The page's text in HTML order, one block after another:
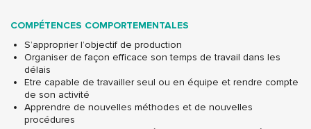
COMPÉTENCES COMPORTEMENTALES
S’approprier l’objectif de production
Organiser de façon efficace son temps de travail dans les
délais
Etre capable de travailler seul ou en équipe et rendre compte
de son activité
Apprendre de nouvelles méthodes et de nouvelles
procédures